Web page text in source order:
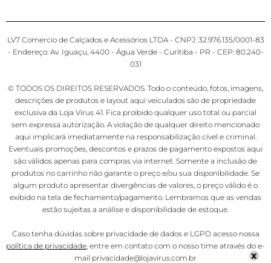
LV7 Comercio de Calçados e Acessórios LTDA - CNPJ: 32.976.135/0001-83
- Endereço: Av. Iguaçu, 4400 - Água Verde - Curitiba - PR - CEP: 80.240-
031
© TODOS OS DIREITOS RESERVADOS. Todo o conteúdo, fotos, imagens,
descrições de produtos e layout aqui veiculados são de propriedade
exclusiva da Loja Virus 41. Fica proibido qualquer uso total ou parcial
sem expressa autorização. A violação de qualquer direito mencionado
aqui implicará imediatamente na responsabilização cível e criminal.
Eventuais promoções, descontos e prazos de pagamento expostos aqui
são válidos apenas para compras via internet. Somente a inclusão de
produtos no carrinho não garante o preço e/ou sua disponibilidade. Se
algum produto apresentar divergências de valores, o preço válido é o
exibido na tela de fechamento/pagamento. Lembramos que as vendas
estão sujeitas a análise e disponibilidade de estoque.
Caso tenha dúvidas sobre privacidade de dados e LGPD acesso nossa
política de privacidade , entre em contato com o nosso time através do e-
mail privacidade@lojavirus.com.br
x